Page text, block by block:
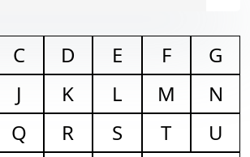
C D E F
G
J K L M
N
Q R S T
U